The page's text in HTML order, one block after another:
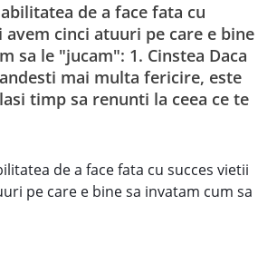
de a face fata cu
avem cinci atuuri pe care e bine
sa le "jucam": 1. Cinstea Daca
mai multa fericire, este
timp sa renunti la ceea ce te
de a face fata cu succes vietii
pe care e bine sa invatam cum sa